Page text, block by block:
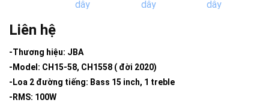
Liên hệ
-Thương hiệu: JBA
-Model: CH15-58, CH1558 ( đời 2020)
-Loa 2 đường tiếng: Bass 15 inch, 1 treble
-RMS: 100W